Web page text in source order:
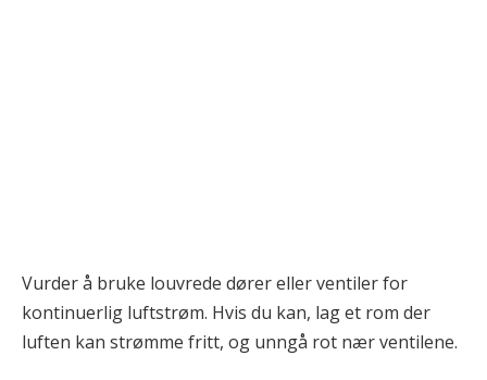
Vurder å bruke louvrede dører eller ventiler for
kontinuerlig luftstrøm. Hvis du kan, lag et rom der
luften kan strømme fritt, og unngå rot nær ventilene.